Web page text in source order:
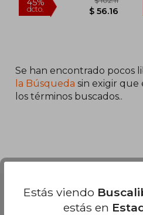
45%
dcto.
$ 102.11
$ 56.16
Se han encontrado pocos
la Búsqueda sin exigir que
los términos buscados..
Nuestras
Estás viendo
estás en